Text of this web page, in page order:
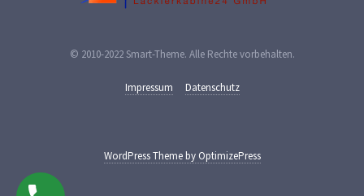
© 2010-2022 Smart-Theme. Alle Rechte vorbehalten.
Impressum Datenschutz
WordPress Theme by OptimizePress